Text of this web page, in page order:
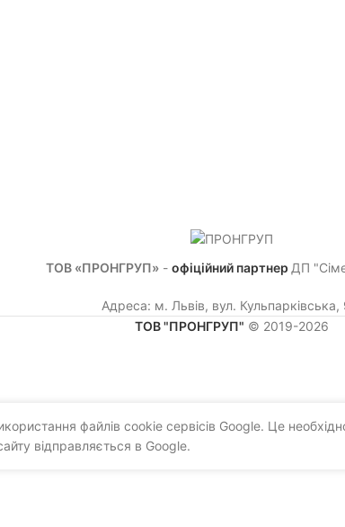
ТОВ «ПРОНГРУП» - офіційний партнер ДП
Адреса: м. Львів, вул. Кульпарківська,
ТОВ "ПРОНГРУП" © 2019-2026
файлів cookie сервісів Google. Це
відправляється в Google.